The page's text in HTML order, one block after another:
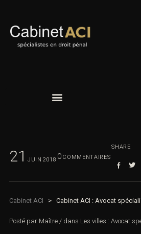
21 JUIN 2018 0 COMMENTAIRES
SHARE
Cabinet ACI > Cabinet ACI : Avocat
Posté par Maître / dans Les villes : Avocat